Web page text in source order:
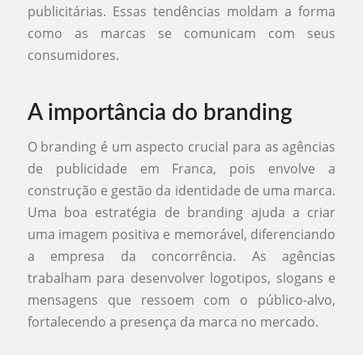
publicitárias. Essas tendências moldam a forma
como as marcas se comunicam com seus
consumidores.
A importância do branding
O branding é um aspecto crucial para as agências
de publicidade em Franca, pois envolve a
construção e gestão da identidade de uma marca.
Uma boa estratégia de branding ajuda a criar
uma imagem positiva e memorável, diferenciando
a empresa da concorrência. As agências
trabalham para desenvolver logotipos, slogans e
mensagens que ressoem com o público-alvo,
fortalecendo a presença da marca no mercado.